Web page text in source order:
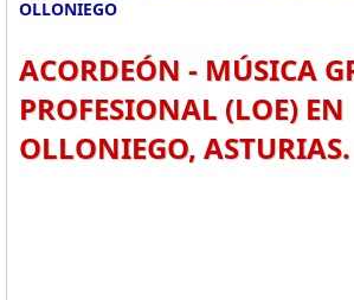
OLLONIEGO
ACORDEÓN - MÚSICA
PROFESIONAL (LOE) EN
OLLONIEGO, ASTURIAS.